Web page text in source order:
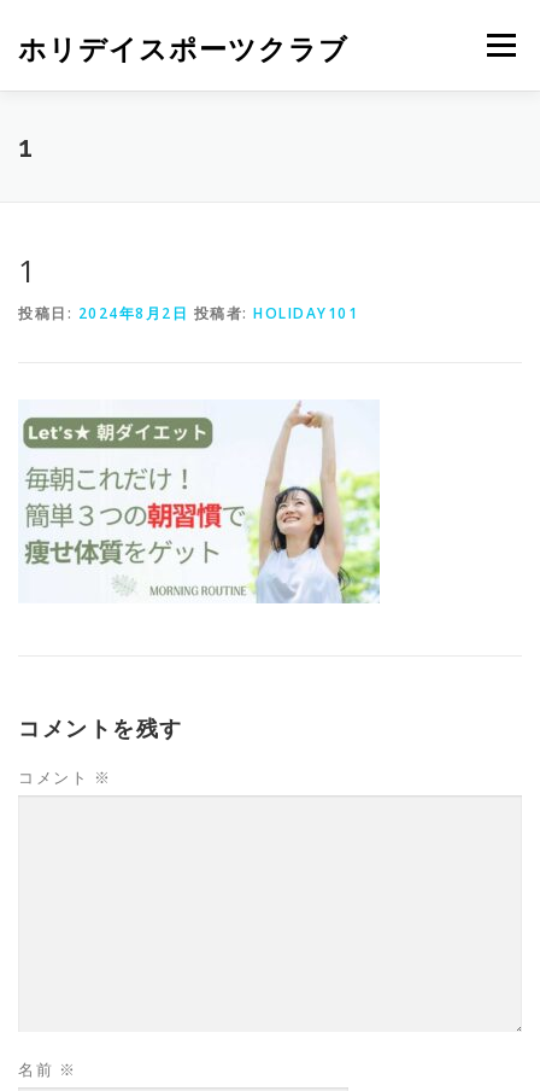
ホリデイスポーツクラブ メニュー
1
1
投稿日: 2024年8月2日 投稿者: HOLIDAY101
コメントを残す
コメント ※
名前 ※